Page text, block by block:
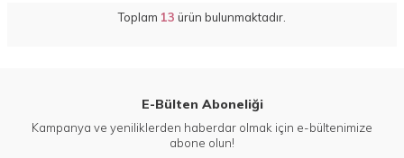
Toplam 13 ürün bulunmaktadır.
E-Bülten Aboneliği
Kampanya ve yeniliklerden haberdar olmak için e-bültenimize
abone olun!